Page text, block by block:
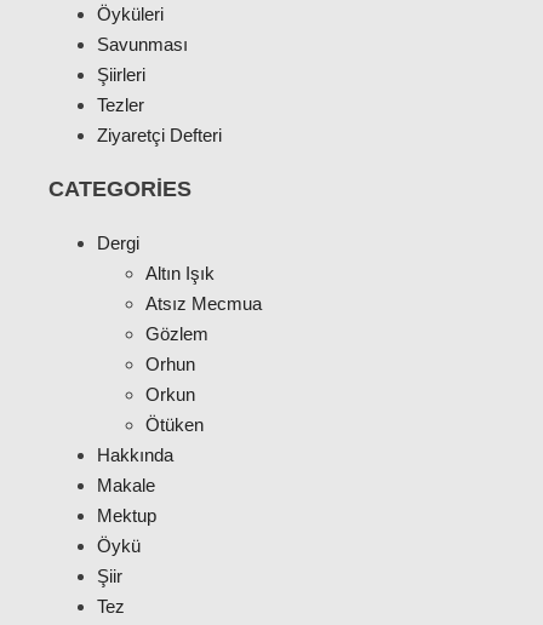
Öyküleri
Savunması
Şiirleri
Tezler
Ziyaretçi Defteri
CATEGORIES
Dergi
Altın Işık
Atsız Mecmua
Gözlem
Orhun
Orkun
Ötüken
Hakkında
Makale
Mektup
Öykü
Şiir
Tez